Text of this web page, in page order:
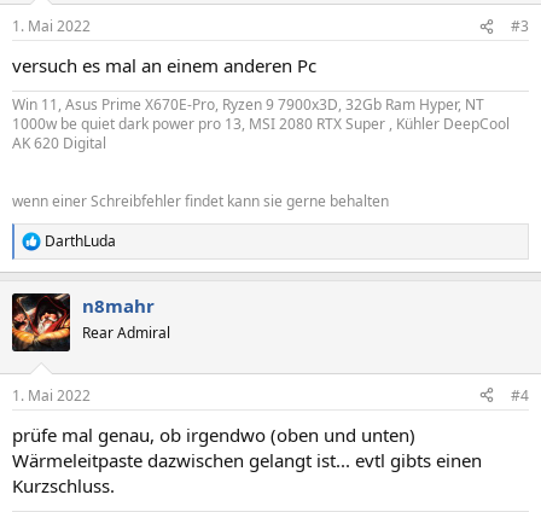
e
:
1. Mai 2022 #3
versuch es mal an einem anderen Pc
Win 11, Asus Prime X670E-Pro, Ryzen 9 7900x3D, 32Gb Ram Hyper, NT
1000w be quiet dark power pro 13, MSI 2080 RTX Super , Kühler DeepCool
AK 620 Digital
wenn einer Schreibfehler findet kann sie gerne behalten
R
e
k
t
i
e
:
DarthLuda
n8mahr
Rear Admiral
1. Mai 2022 #4
prüfe mal genau, ob irgendwo (oben und unten)
Wärmeleitpaste dazwischen gelangt ist... evtl gibts einen
Kurzschluss.